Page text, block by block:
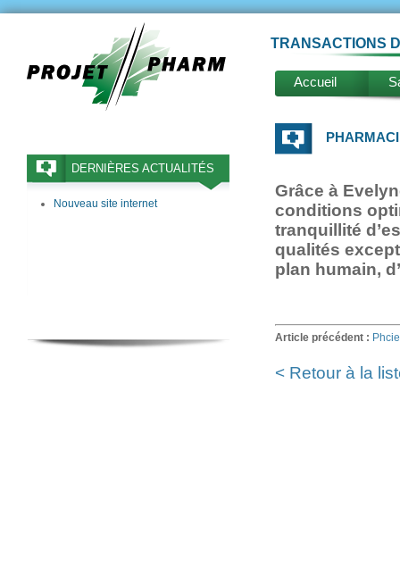
TRANSACTIONS
Accueil
DERNIÈRES ACTUALITÉS
Nouveau site internet
Grâce à
conditions
tranquillité
qualités
plan humain,
Article précédent :
< Retour à la